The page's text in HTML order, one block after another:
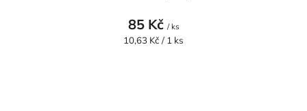
85 Kč / ks
Měrná
10,63 Kč / 1 ks